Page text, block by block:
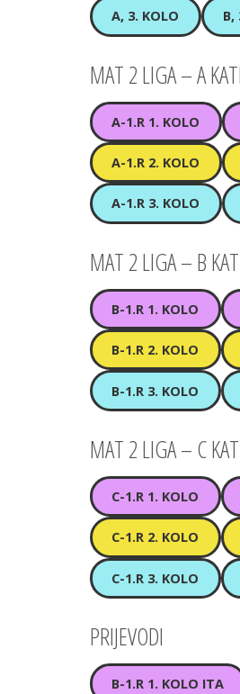
A, 3. KOLO B,
MAT 2 LIGA – A
A-1.R 1. KOLO
A-1.R 2. KOLO
A-1.R 3. KOLO
MAT 2 LIGA – B
B-1.R 1. KOLO
B-1.R 2. KOLO
B-1.R 3. KOLO
MAT 2 LIGA – C
C-1.R 1. KOLO
C-1.R 2. KOLO
C-1.R 3. KOLO
PRIJEVODI
B-1.R 1. KOLO ITA